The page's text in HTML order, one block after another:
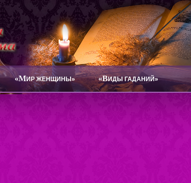
«МИР ЖЕНЩИНЫ» «ВИДЫ ГАДАНИЙ»